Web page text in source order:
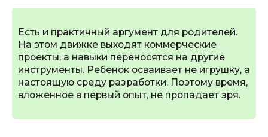
Есть и практичный аргумент для родителей.
На этом движке выходят коммерческие
проекты, а навыки переносятся на другие
инструменты. Ребёнок осваивает не игрушку, а
настоящую среду разработки. Поэтому время,
вложенное в первый опыт, не пропадает зря.